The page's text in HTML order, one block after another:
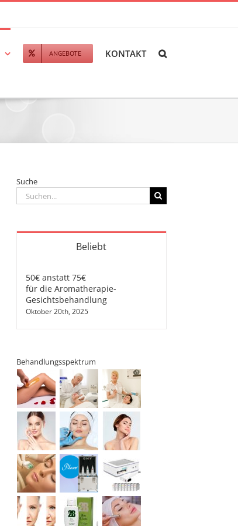
ANGEBOTE KONTAKT
Suche
Suche
nach:
Beliebt
50€ anstatt 75€
für die Aromatherapie-
Gesichtsbehandlung
Oktober 20th, 2025
Behandlungsspektrum